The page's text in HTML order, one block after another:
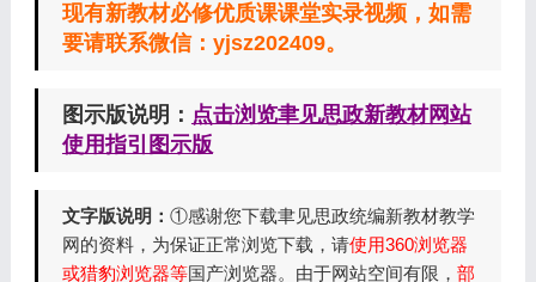
现有新教材必修优质课课堂实录视频，如需
要请联系微信：yjsz202409。
图示版说明： 点击浏览聿见思政新教材网站
使用指引图示版
文字版说明： ①感谢您下载聿见思政统编新教材教学
网的资料，为保证正常浏览下载，请使用360浏览器
或猎豹浏览器等国产浏览器。由于网站空间有限， 部